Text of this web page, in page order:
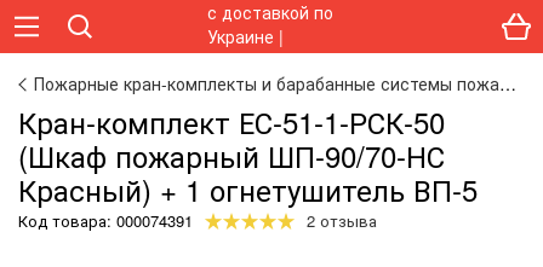
Пожарные кран-комплекты и барабанные системы пожаротушения
Кран-комплект ЕС-51-1-РСК-50
(Шкаф пожарный ШП-90/70-НС
Красный) + 1 огнетушитель ВП-5
Код товара: 000074391 2 отзыва